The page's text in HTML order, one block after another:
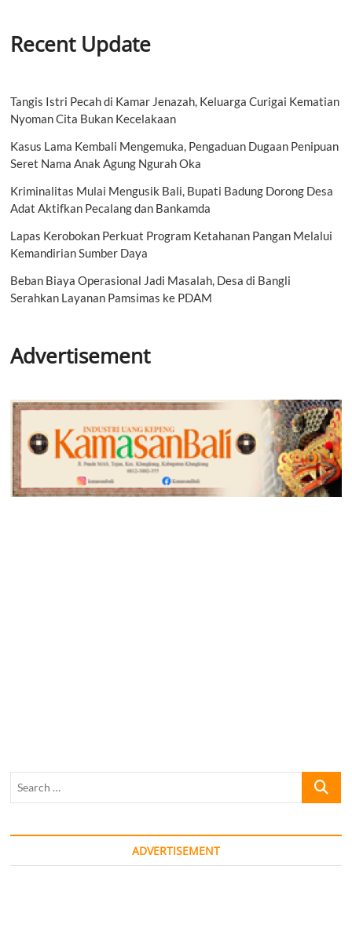
Recent Update
Tangis Istri Pecah di Kamar Jenazah, Keluarga Curigai Kematian
Nyoman Cita Bukan Kecelakaan
Kasus Lama Kembali Mengemuka, Pengaduan Dugaan Penipuan
Seret Nama Anak Agung Ngurah Oka
Kriminalitas Mulai Mengusik Bali, Bupati Badung Dorong Desa
Adat Aktifkan Pecalang dan Bankamda
Lapas Kerobokan Perkuat Program Ketahanan Pangan Melalui
Kemandirian Sumber Daya
Beban Biaya Operasional Jadi Masalah, Desa di Bangli
Serahkan Layanan Pamsimas ke PDAM
Advertisement
Search
ADVERTISEMENT